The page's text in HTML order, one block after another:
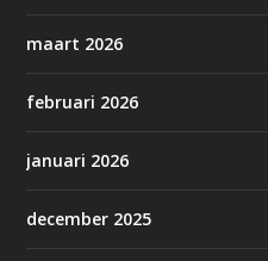
maart 2026
februari 2026
januari 2026
december 2025